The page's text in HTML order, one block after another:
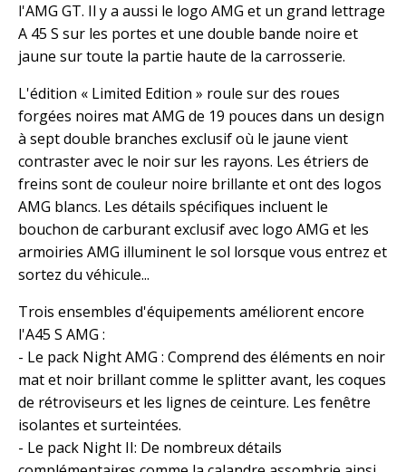
l'AMG GT. Il y a aussi le logo AMG et un grand lettrage
A 45 S sur les portes et une double bande noire et
jaune sur toute la partie haute de la carrosserie.
L'édition « Limited Edition » roule sur des roues
forgées noires mat AMG de 19 pouces dans un design
à sept double branches exclusif où le jaune vient
contraster avec le noir sur les rayons. Les étriers de
freins sont de couleur noire brillante et ont des logos
AMG blancs. Les détails spécifiques incluent le
bouchon de carburant exclusif avec logo AMG et les
armoiries AMG illuminent le sol lorsque vous entrez et
sortez du véhicule...
Trois ensembles d'équipements améliorent encore
l'A45 S AMG :
- Le pack Night AMG : Comprend des éléments en noir
mat et noir brillant comme le splitter avant, les coques
de rétroviseurs et les lignes de ceinture. Les fenêtre
isolantes et surteintées.
- Le pack Night II: De nombreux détails